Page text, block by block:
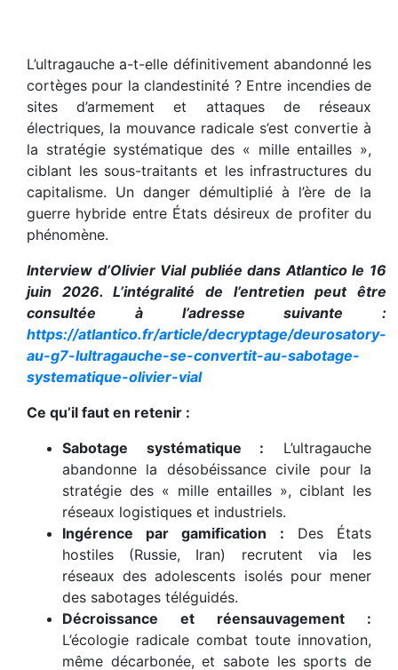
L’ultragauche a-t-elle définitivement abandonné les
cortèges pour la clandestinité ? Entre incendies de
sites d’armement et attaques de réseaux
électriques, la mouvance radicale s’est convertie à
la stratégie systématique des « mille entailles »,
ciblant les sous-traitants et les infrastructures du
capitalisme. Un danger démultiplié à l’ère de la
guerre hybride entre États désireux de profiter du
phénomène.
Interview d’Olivier Vial publiée dans Atlantico le 16
juin 2026. L’intégralité de l’entretien peut être
consultée à l’adresse suivante :
https://atlantico.fr/article/decryptage/deurosatory-
au-g7-lultragauche-se-convertit-au-sabotage-
systematique-olivier-vial
Ce qu’il faut en retenir :
Sabotage systématique : L’ultragauche
abandonne la désobéissance civile pour la
stratégie des « mille entailles », ciblant les
réseaux logistiques et industriels.
Ingérence par gamification : Des États
hostiles (Russie, Iran) recrutent via les
réseaux des adolescents isolés pour mener
des sabotages téléguidés.
Décroissance et réensauvagement :
L’écologie radicale combat toute innovation,
même décarbonée, et sabote les sports de